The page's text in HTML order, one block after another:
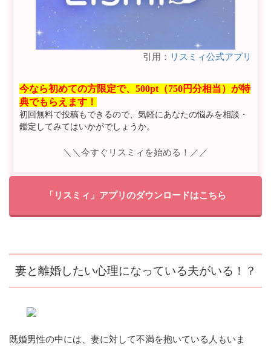
引用： リスミィ公式アプリ
今なら初めての方限定で、500pt（750円分相当）が特
典でもらえます！
初回無料で投稿もできるので、気軽にあなたの悩みを相談・
鑑定してみてはいかがでしょうか。
＼＼今すぐリスミィを始める！／／
「リスミィ」アプリのダウンロードはこちら
妻と離婚したい心理になっている夫がいる！？
既婚男性の中には、妻に対して不満を抱いている人もいま